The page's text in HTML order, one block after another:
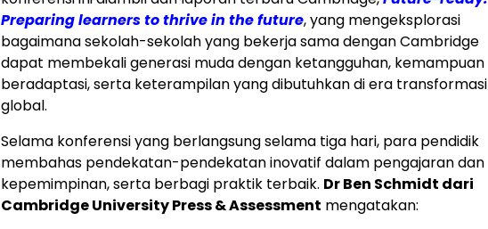
Preparing learners to thrive in the future, yang mengeksplorasi
bagaimana sekolah-sekolah yang bekerja sama denganCambridge
dapat membekali generasi muda dengan ketangguhan, kemampuan
beradaptasi, serta keterampilan yang dibutuhkan di era transformasi
global.
Selama konferensi yang berlangsung selama tiga hari, para pendidik
membahas pendekatan-pendekatan inovatif dalam pengajaran dan
kepemimpinan, serta berbagi praktik terbaik. DrBen Schmidt dari
Cambridge UniversityPress & Assessment mengatakan: